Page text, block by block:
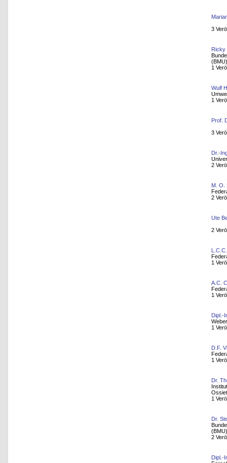
3
Ricky
(BMU)
1
Wulf
1
Prof.
3
Dr.-
2
M. O.
2
Ute
2
1
A.C.
1
Dipl.-
1
D.F.
1
Dr.
1
Dr.
(BMU)
2
Dipl.-